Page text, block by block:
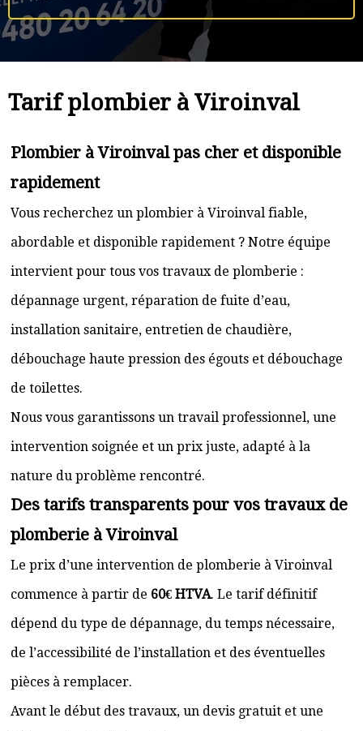
Tarif plombier à Viroinval
Plombier à Viroinval pas cher et disponible
rapidement
Vous recherchez un plombier à Viroinval fiable,
abordable et disponible rapidement ? Notre équipe
intervient pour tous vos travaux de plomberie :
dépannage urgent, réparation de fuite d’eau,
installation sanitaire, entretien de chaudière,
débouchage haute pression des égouts et débouchage
de toilettes.
Nous vous garantissons un travail professionnel, une
intervention soignée et un prix juste, adapté à la
nature du problème rencontré.
Des tarifs transparents pour vos travaux de
plomberie à Viroinval
Le prix d’une intervention de plomberie à Viroinval
commence à partir de 60€ HTVA. Le tarif définitif
dépend du type de dépannage, du temps nécessaire,
de l’accessibilité de l’installation et des éventuelles
pièces à remplacer.
Avant le début des travaux, un devis gratuit et une